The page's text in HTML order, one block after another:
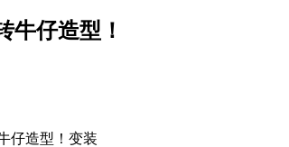
仔造型！
仔造型！变装